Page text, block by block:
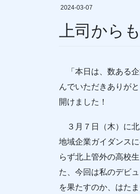
2024-03-07
上司から
「本日は、数ある企
んでいただきありが
開けました！
３月７日（木）に北
地域企業ガイダンス
らず北上管外の高校
た、今回は私のデビ
を果たすのか、はた